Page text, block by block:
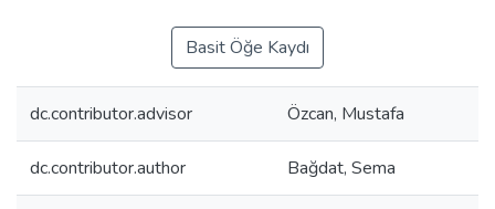
Basit Öğe Kaydı
dc.contributor.advisor Özcan, Mustafa
dc.contributor.author Bağdat, Sema